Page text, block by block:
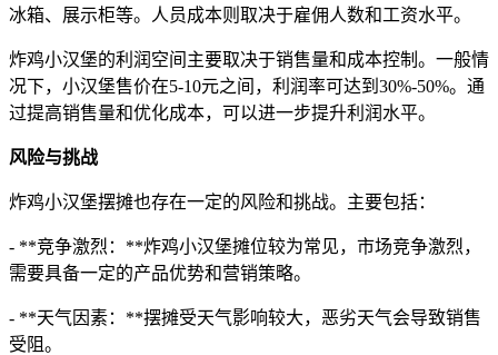
冰箱、展示柜等。人员成本则取决于雇佣人数和工资水平。
炸鸡小汉堡的利润空间主要取决于销售量和成本控制。一般情
况下，小汉堡售价在5-10元之间，利润率可达到30%-50%。通
过提高销售量和优化成本，可以进一步提升利润水平。
风险与挑战
炸鸡小汉堡摆摊也存在一定的风险和挑战。主要包括：
- **竞争激烈：**炸鸡小汉堡摊位较为常见，市场竞争激烈，
需要具备一定的产品优势和营销策略。
- **天气因素：**摆摊受天气影响较大，恶劣天气会导致销售
受阻。